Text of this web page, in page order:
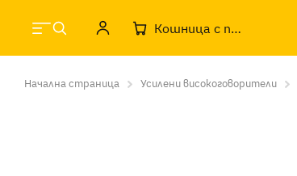
Кошница с продукти
Начална страница Усилени високоговорители